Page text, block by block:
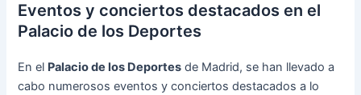
Eventos y conciertos destacados en el
Palacio de los Deportes
En el Palacio de los Deportes de Madrid, se han llevado a
cabo numerosos eventos y conciertos destacados a lo